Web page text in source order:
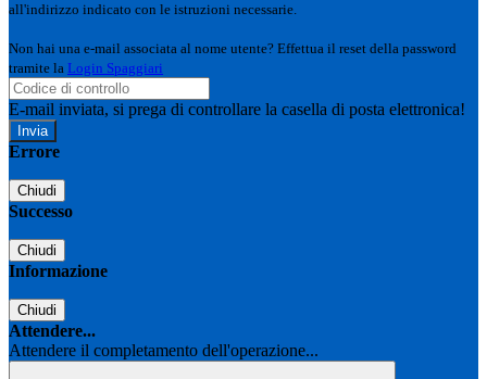
all'indirizzo indicato con le istruzioni necessarie.
Non hai una e-mail associata al nome utente? Effettua il reset della password
tramite la Login Spaggiari
E-mail inviata, si prega di controllare la casella di posta elettronica!
Errore
Chiudi
Successo
Chiudi
Informazione
Chiudi
Attendere...
Attendere il completamento dell'operazione...